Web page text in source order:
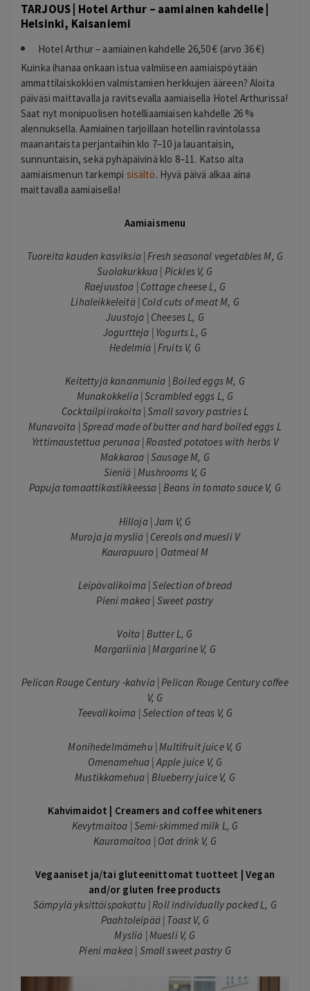
TARJOUS | Hotel Arthur – aamiainen kahdelle |
Helsinki, Kaisaniemi
Hotel Arthur – aamiainen kahdelle 26,50 € (arvo 36 €)
Kuinka ihanaa onkaan istua valmiiseen aamiaispöytään
ammattilaiskokkien valmistamien herkkujen ääreen? Aloita
päiväsi maittavalla ja ravitsevalla aamiaisella Hotel Arthurissa!
Saat nyt monipuolisen hotelliaamiaisen kahdelle 26 %
alennuksella. Aamiainen tarjoillaan hotellin ravintolassa
maanantaista perjantaihin klo 7–10 ja lauantaisin,
sunnuntaisin, sekä pyhäpäivinä klo 8–11. Katso alta
aamiaismenun tarkempi sisältö. Hyvä päivä alkaa aina
maittavalla aamiaisella!
Aamiaismenu
Tuoreita kauden kasviksia | Fresh seasonal vegetables M, G
Suolakurkkua | Pickles V, G
Raejuustoa | Cottage cheese L, G
Lihaleikkeleitä | Cold cuts of meat M, G
Juustoja | Cheeses L, G
Jogurtteja | Yogurts L, G
Hedelmiä | Fruits V, G
Keitettyjä kananmunia | Boiled eggs M, G
Munakokkelia | Scrambled eggs L, G
Cocktailpiirakoita | Small savory pastries L
Munavoita | Spread made of butter and hard boiled eggs L
Yrttimaustettua perunaa | Roasted potatoes with herbs V
Makkaraa | Sausage M, G
Sieniä | Mushrooms V, G
Papuja tomaattikastikkeessa | Beans in tomato sauce V, G
Hilloja | Jam V, G
Muroja ja mysliä | Cereals and muesli V
Kaurapuuro | Oatmeal M
Leipävalikoima | Selection of bread
Pieni makea | Sweet pastry
Voita | Butter L, G
Margariinia | Margarine V, G
Pelican Rouge Century -kahvia | Pelican Rouge Century coffee
V, G
Teevalikoima | Selection of teas V, G
Monihedelmämehu | Multifruit juice V, G
Omenamehua | Apple juice V, G
Mustikkamehua | Blueberry juice V, G
Kahvimaidot | Creamers and coffee whiteners
Kevytmaitoa | Semi-skimmed milk L, G
Kauramaitoa | Oat drink V, G
Vegaaniset ja/tai gluteenittomat tuotteet | Vegan
and/or gluten free products
Sämpylä yksittäispakattu | Roll individually packed L, G
Paahtoleipää | Toast V, G
Mysliä | Muesli V, G
Pieni makea | Small sweet pastry G